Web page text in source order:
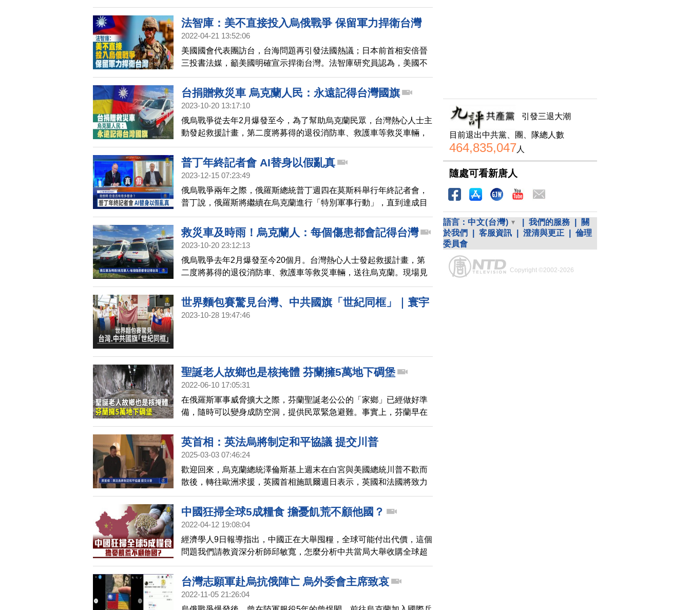
中國不好，恨不得向對方「噴火」，而現在，她不會再相信中共了。
是烏克蘭人的善良融化了她，她的親身經歷也令她看透了中共的邪惡
法智庫：美不直接投入烏俄戰爭 保留軍力捍衛台灣
2022-04-21 13:52:06
美國國會代表團訪台，台海問題再引發法國熱議；日本前首相安倍晉
三投書法媒，籲美國明確宣示捍衛台灣。法智庫研究員認為，美國不
直接投入烏俄戰爭，是為保留軍力捍衛台灣。
台捐贈救災車 烏克蘭人民：永遠記得台灣國旗
2023-10-20 13:17:10
俄烏戰爭從去年2月爆發至今，為了幫助烏克蘭民眾，台灣熱心人士主
動發起救援計畫，第二度將募得的退役消防車、救護車等救災車輛，
送往烏克蘭，今天立法院長游錫?、內政部長林右昌等人出席捐贈儀
式，現場的烏克蘭人民，也對台灣表達感謝。
普丁年終記者會 AI替身以假亂真
2023-12-15 07:23:49
俄烏戰爭兩年之際，俄羅斯總統普丁週四在莫斯科舉行年終記者會，
普丁說，俄羅斯將繼續在烏克蘭進行「特別軍事行動」，直到達成目
標。
救災車及時雨！烏克蘭人：每個傷患都會記得台灣
2023-10-20 23:12:13
俄烏戰爭去年2月爆發至今20個月。台灣熱心人士發起救援計畫，第
二度將募得的退役消防車、救護車等救災車輛，送往烏克蘭。現場見
證的烏克蘭人感謝台灣。
世界麵包賽驚見台灣、中共國旗「世紀同框」｜寰宇
掃描
2023-10-28 19:47:46
聖誕老人故鄉也是核掩體 芬蘭擁5萬地下碉堡
2022-06-10 17:05:31
在俄羅斯軍事威脅擴大之際，芬蘭聖誕老公公的「家鄉」已經做好準
備，隨時可以變身成防空洞，提供民眾緊急避難。事實上，芬蘭早在
數十年前，就開始在全國打造地下避難所，目前共多達5萬座。
英首相：英法烏將制定和平協議 提交川普
2025-03-03 07:46:24
歡迎回來，烏克蘭總統澤倫斯基上週末在白宮與美國總統川普不歡而
散後，轉往歐洲求援，英國首相施凱爾週日表示，英國和法國將致力
於與烏克蘭制定一份和平協議，並提交給美國總統川普。
中國狂掃全球5成糧食 擔憂飢荒不顧他國？
2022-04-12 19:08:04
經濟學人9日報導指出，中國正在大舉囤糧，全球可能付出代價，這個
問題我們請教資深分析師邱敏寬，怎麼分析中共當局大舉收購全球超
過五成的糧食儲備，背後主要原因，現在俄烏局勢尚未緩解，一旦糧
食問題出現，可能引發甚麼效應？
台灣志願軍赴烏抗俄陣亡 烏外委會主席致哀
2022-11-05 21:26:04
引發三退大潮
目前退出中共黨、團、隊總人數
464,835,047人
隨處可看新唐人
語言： 中文(台灣) 我們的服務
關
於我們
客服資訊 澄清與更正
倫理
委員會
Copyright ©2002-2026